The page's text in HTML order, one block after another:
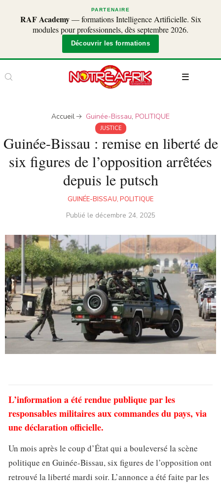
PARTENAIRE
RAF Academy— formations Intelligence Artificielle. Six
modules pour professionnels, dès septembre 2026.
Découvrir les formations
Accueil Guinée-Bissau, POLITIQUE
JUSTICE
Guinée-Bissau : remise en liberté de
six figures de l’opposition arrêtées
depuis le putsch
GUINÉE-BISSAU, POLITIQUE
Publié le décembre 24, 2025
L’information a été rendue publique par les
responsables militaires aux commandes du pays, via
une déclaration officielle.
Un mois après le coup d’État qui a bouleversé la scène
politique en Guinée-Bissau, six figures de l’opposition ont
retrouvé la liberté mardi soir. L’annonce a été faite par les